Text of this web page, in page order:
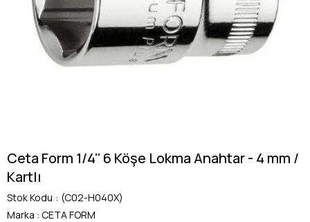
Ceta Form 1/4'' 6 Köşe Lokma Anahtar - 4 mm /
Kartlı
Stok Kodu
(C02-H040X)
Marka : CETA FORM